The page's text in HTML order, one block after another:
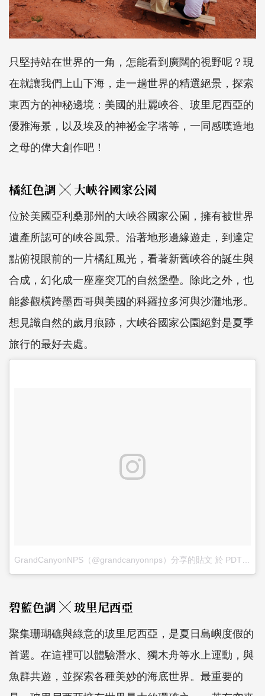
只堅持站在世界的一角，怎能看到廣闊的視野呢？現
在就讓我們上山下海，走一趟世界的精選絕景，探索
東西方的神秘邊境：美國的壯麗峽谷、玻里尼西亞的
優雅海景，以及埃及的神祕金字塔等，一同感嘆造地
之母的偉大創作吧！
橘紅色調 ╳ 大峽谷國家公園
位於美國亞利桑那州的大峽谷國家公園，擁有被世界
遺產所認可的峽谷風景。沿著地形邊緣遊走，到達定
點俯視眼前的一片橘紅風光，看著新舊峽谷的誕生與
合成，幻化成一座座突兀的自然堡壘。除此之外，也
能參觀橫跨墨西哥與美國的科羅拉多河與沙灘地形。
想見識自然的歲月痕跡，大峽谷國家公園絕對是夏季
旅行的最好去處。
GrandCanyonNPS（@grandcanyonnps）分享的貼文 於 PDT 2018 年 4月 月 9 日 下午 7:50
碧藍色調 ╳ 玻里尼西亞
聚集珊瑚礁與綠意的玻里尼西亞，是夏日島嶼度假的
首選。在這裡可以體驗潛水、獨木舟等水上運動，與
魚群共遊，並探索各種美妙的海底世界。最重要的